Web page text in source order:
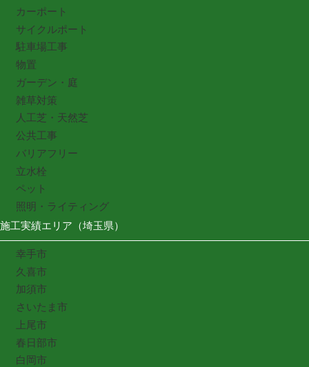
カーポート
サイクルポート
駐車場工事
物置
ガーデン・庭
雑草対策
人工芝・天然芝
公共工事
バリアフリー
立水栓
ペット
照明・ライティング
施工実績エリア（埼玉県）
幸手市
久喜市
加須市
さいたま市
上尾市
春日部市
白岡市